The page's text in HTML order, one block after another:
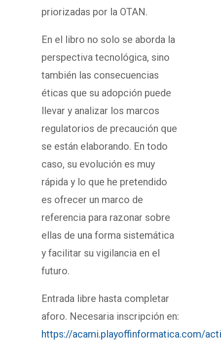
priorizadas por la OTAN.
En el libro no solo se aborda la
perspectiva tecnológica, sino
también las consecuencias
éticas que su adopción puede
llevar y analizar los marcos
regulatorios de precaución que
se están elaborando. En todo
caso, su evolución es muy
rápida y lo que he pretendido
es ofrecer un marco de
referencia para razonar sobre
ellas de una forma sistemática
y facilitar su vigilancia en el
futuro.
Entrada libre hasta completar
aforo. Necesaria inscripción en:
https://acami.playoffinformatica.com/